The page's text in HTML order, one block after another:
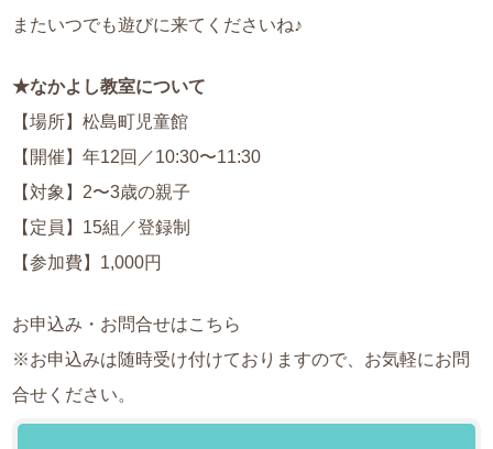
またいつでも遊びに来てくださいね♪
★なかよし教室について
【場所】松島町児童館
【開催】年12回／10:30〜11:30
【対象】2〜3歳の親子
【定員】15組／登録制
【参加費】1,000円
お申込み・お問合せはこちら
※お申込みは随時受け付けておりますので、お気軽にお問
合せください。